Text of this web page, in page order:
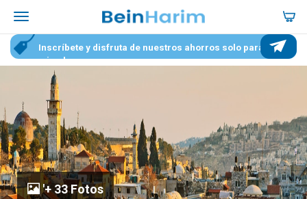
Inscríbete y disfruta de nuestros ahorros solo para
miembros
'+ 33 Fotos